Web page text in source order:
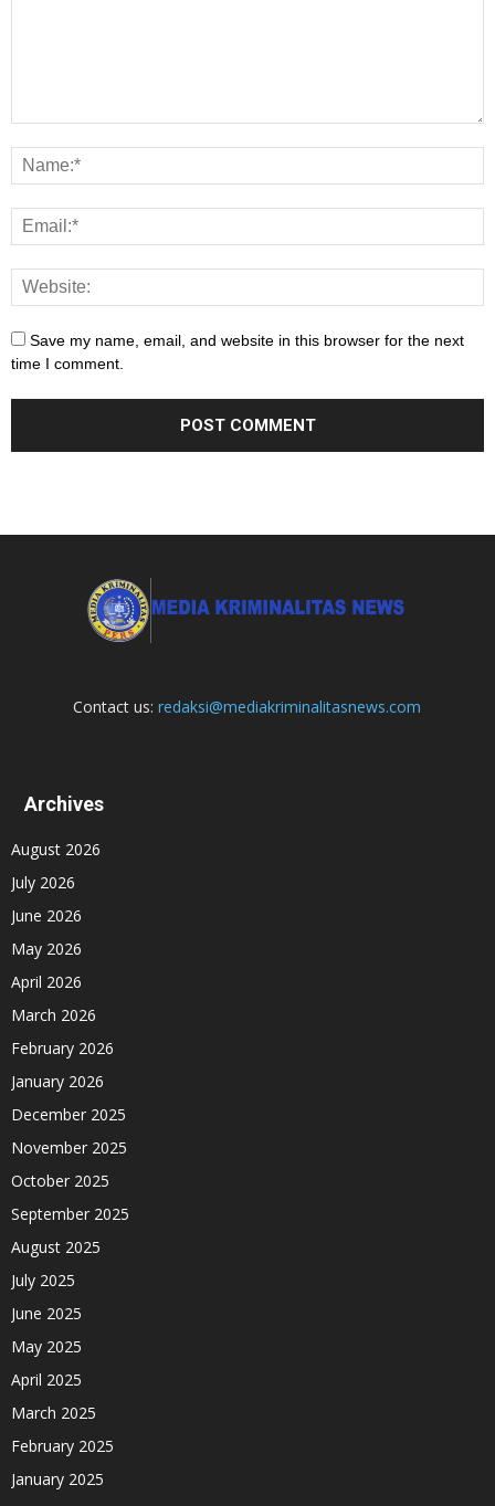
Save my name, email, and website in this browser for the next
time I comment.
Contact us:redaksi@mediakriminalitasnews.com
Archives
August 2026
July 2026
June 2026
May 2026
April 2026
March 2026
February 2026
January 2026
December 2025
November 2025
October 2025
September 2025
August 2025
July 2025
June 2025
May 2025
April 2025
March 2025
February 2025
January 2025